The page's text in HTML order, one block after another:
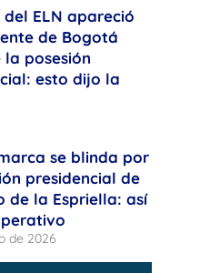
del ELN apareció
de Bogotá
la posesión
esto dijo la
se blinda por
presidencial de
de la Espriella: así
de 2026